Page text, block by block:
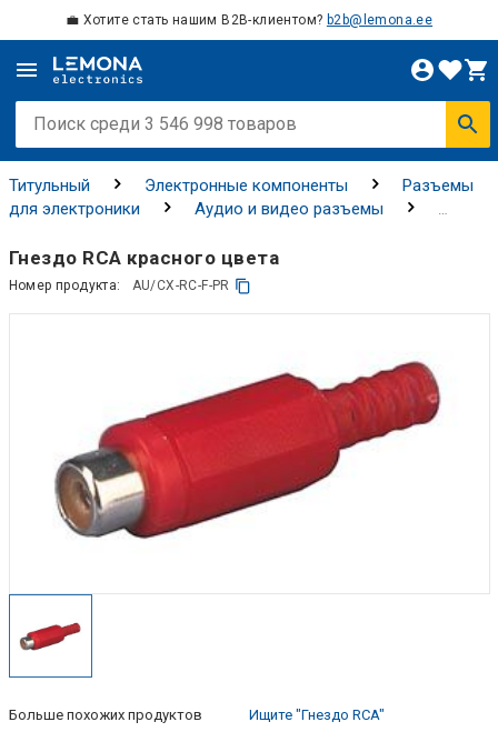
💼 Хотите стать нашим B2B-клиентом? b2b@lemona.ee
Титульный Электронные компоненты
Разъемы
для электроники
Аудио и видео разъемы
Гнездо RCA красного цвета
Номер продукта: AU/CX-RC-F-PR
Больше похожих продуктов Ищите "Гнездо RCA"